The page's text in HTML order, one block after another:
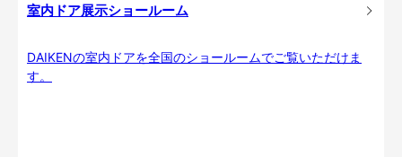
室内ドア展示ショールーム
DAIKENの室内ドアを全国のショールームでご覧いただけま
す。